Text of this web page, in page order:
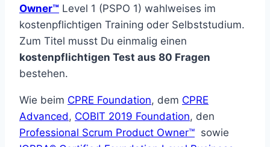
Owner™ Level 1 (PSPO 1) wahlweises im
kostenpflichtigen Training oder Selbststudium.
Zum Titel musst Du einmalig einen
kostenpflichtigen Test aus 80 Fragen
bestehen.
Wie beim CPRE Foundation, dem CPRE
Advanced, COBIT 2019 Foundation, den
Professional Scrum Product Owner™ sowie